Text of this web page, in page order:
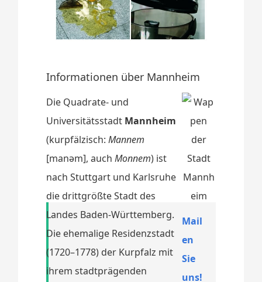
Informationen über Mannheim
Die Quadrate- und
Universitätsstadt Mannheim
(kurpfälzisch:Mannem
[manəm], auchMonnem) ist
nach Stuttgart und Karlsruhe
die drittgrößte Stadt des
Landes Baden-Württemberg.
Die ehemalige Residenzstadt
(1720–1778) der Kurpfalz mit
ihrem stadtprägenden
Mail
en
Sie
uns!